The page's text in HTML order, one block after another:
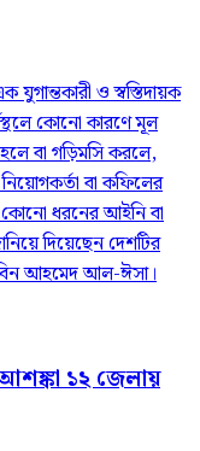
ও স্বস্তিদায়ক
কোনো কারণে মূল
বা গড়িমসি করলে,
বা কফিলের
ধরনের আইনি বা
দিয়েছেন দেশটির
বিন আহমেদ আল-ঈসা।
১২ জেলায়